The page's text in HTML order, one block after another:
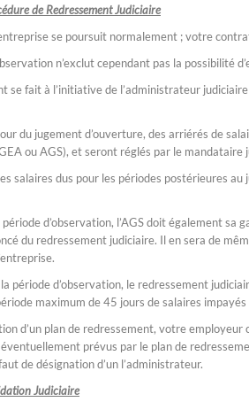
de Redressement Judiciaire
se poursuit normalement ; votre
n’exclut cependant pas la possibilité
se fait à l’initiative de l’administrateur
du jugement d’ouverture, des arriérés de
ou AGS), et seront réglés par le mandataire
salaires dus pour les périodes postérieures
période d’observation, l’AGS doit également
du redressement judiciaire. Il en sera de
période d’observation, le redressement
maximum de 45 jours de salaires
d’un plan de redressement, votre
prévus par le plan de
de désignation d’un l’administrateur.
Judiciaire